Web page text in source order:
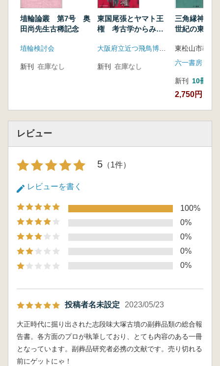
帯金具
第4節武器
第5節武具
1 衝角付冑 2 小札甲・付属具
第6節馬具
第5章 自然科学分析
第1節 金属製品等の蛍光X線分析
第2節 志段味大塚古墳出土資料の釘キ同位
第4節 金属製品に付着する有機質等の観
第5節 馬具に関係する有機質素材の分析
第6章 考察
第1節 志段味大塚古墳1923年調査の研究史
的位置
第2節 志段味大塚古墳出土鈴鏡からみた後
期倭鏡
第3節 志段味大塚古墳出土五鈴鏡の復元鋳
第5節 鈴付馬具からみた志段味大塚古墳
第6節 志段味大塚古墳と5世紀後半の倭王権
第7節 志段味大塚古墳造営の意義 墳形・
葺石・造り出しを中心に
第7章総括
埴輪論叢 第7号 奥
田尚先生古稀記念
埴輪検討会
新刊 在庫なし
東国尾張とヤマト王
権 考古学からみた
大阪府立近つ飛鳥博物館
新刊 在庫なし
三角縁神獣
世紀の東松山
六一書房
新刊 10冊以上
2,750円
レビュー
5 （1件）
レビューを書く
100%
0%
0%
0%
0%
投稿者名未設定 2023/05/23
大正時代に掘り出された志段味大塚古墳の副葬品類の総合報
告書。各方面のプロが執筆しており、とても内容のある一冊
となっています。副葬品研究者必携の文献です。売り切れる
前にゲットにゃ！